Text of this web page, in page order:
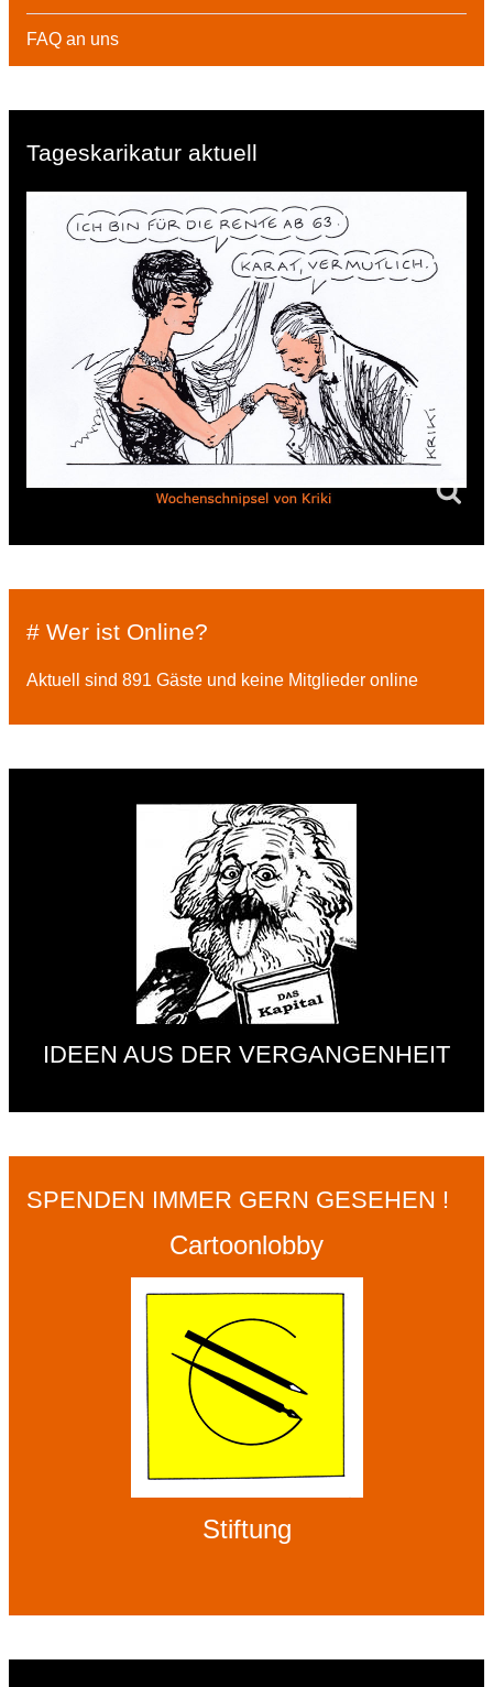
FAQ an uns
Tageskarikatur aktuell
# Wer ist Online?
Aktuell sind 891 Gäste und keine Mitglieder online
IDEEN AUS DER VERGANGENHEIT
SPENDEN IMMER GERN GESEHEN !
Cartoonlobby
Stiftung